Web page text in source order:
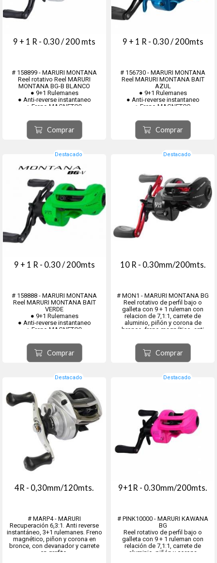
9 + 1 R - 0.30 / 200 mts
# 158899 - MARURI MONTANA
Reel rotativo Reel MARURI
MONTANA BG-B BLANCO
● 9+1 Rulemanes
● Anti-reverse instantaneo
● Freno MAGNETCO
bronce
● Devanador
● Recuperación 7,1:1
● Carrete Aluminio
Comprar
9 + 1 R - 0.30 / 200mts
# 156730 - MARURI MONTANA
Reel MARURI MONTANA BAIT
AZUL
● 9+1 Rulemanes
● Anti-reverse instantaneo
● Freno MAGNETCO
bronce
● Devanador
● Recuperación 7,1:1
● Carrete Aluminio
Comprar
Destacado
9 + 1 R - 0.30 / 200mts
# 158888 - MARURI MONTANA
Reel MARURI MONTANA BAIT
VERDE
● 9+1 Rulemanes
● Anti-reverse instantaneo
● Freno MAGNETCO
bronce
● Devanador
● Recuperación 7,1:1
● Carrete Aluminio
Comprar
Destacado
10 R - 0.30mm/200mts.
# MON1 - MARURI MONTANA BG
Reel rotativo de perfil bajo o
galleta con 9 + 1 ruleman con
relacion de 7,1:1, carrete de
aluminio, piñón y corona de
bronce, freno magnético, anti
# MON158888 - Color Verde Neon.
# MON158899 - Color blanco.
# MON10000 - Magenta
Comprar
Destacado
4R - 0,30mm/120mts.
# MARP4 - MARURI
Recuperación 6,3:1. Anti reverse
instantáneo, 3+1 rulemanes. Freno
magnético, piñon y corona en
bronce, con devanador y carrete
en grafito.
Destacado
9+1R - 0.30mm/200mts.
# PINK10000 - MARURI KAWANA
BG
Reel rotativo de perfil bajo o
galleta con 9 + 1 ruleman con
relación de 7,1:1, carrete de
aluminio, piñón y corona